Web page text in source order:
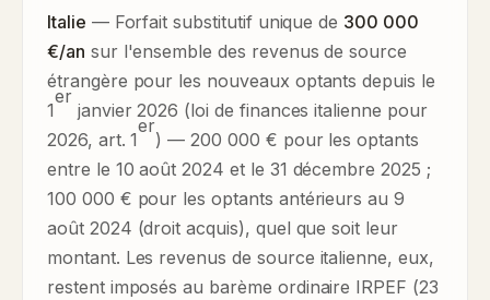
Italie — Forfait substitutif unique de 300 000
€/an sur l'ensemble des revenus de source
étrangère pour les nouveaux optants depuis le
1
er
janvier 2026 (loi de finances italienne pour
2026, art. 1
er
) — 200 000 € pour les optants
entre le 10 août 2024 et le 31 décembre 2025 ;
100 000 € pour les optants antérieurs au 9
août 2024 (droit acquis), quel que soit leur
montant. Les revenus de source italienne, eux,
restent imposés au barème ordinaire IRPEF (23